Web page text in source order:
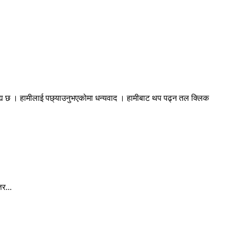
छ । हामीलाई पछ्याउनुभएकोमा धन्यवाद । हामीबाट थप पढ्न तल क्लिक